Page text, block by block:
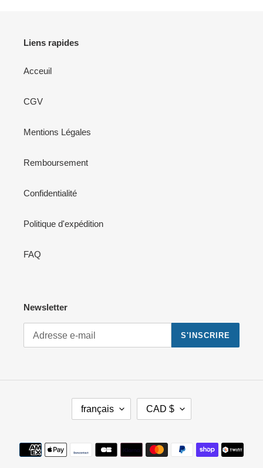
Liens rapides
Acceuil
CGV
Mentions Légales
Remboursement
Confidentialité
Politique d'expédition
FAQ
Newsletter
S'INSCRIRE
G
U
français
I
S
CAD $
Moyens
de